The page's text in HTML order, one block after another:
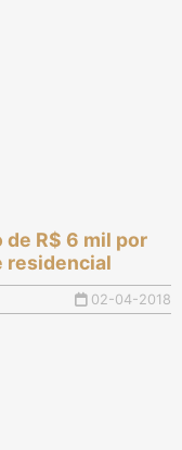
de R$ 6 mil por
residencial
02-04-2018